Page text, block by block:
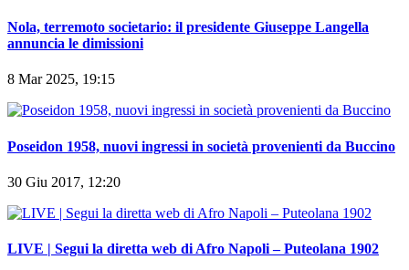
Nola, terremoto societario: il presidente Giuseppe Langella
annuncia le dimissioni
8 Mar 2025, 19:15
Poseidon 1958, nuovi ingressi in società provenienti da Buccino
30 Giu 2017, 12:20
LIVE | Segui la diretta web di Afro Napoli – Puteolana 1902